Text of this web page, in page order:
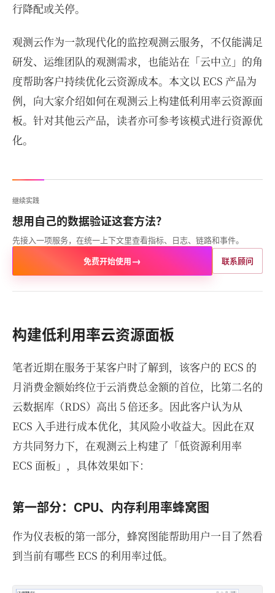
行降配或关停。
观测云作为一款现代化的监控观测云服务，不仅能满足
研发、运维团队的观测需求，也能站在「云中立」的角
度帮助客户持续优化云资源成本。本文以 ECS 产品为
例，向大家介绍如何在观测云上构建低利用率云资源面
板。针对其他云产品，读者亦可参考该模式进行资源优
化。
继续实践
想用自己的数据验证这套方法？
先接入一项服务，在统一上下文里查看指标、日志、链路和事件。
免费开始使用→ 联系顾问
构建低利用率云资源面板
笔者近期在服务于某客户时了解到，该客户的 ECS 的
月消费金额始终位于云消费总金额的首位，比第二名的
云数据库（RDS）高出 5 倍还多。因此客户认为从
ECS 入手进行成本优化，其风险小收益大。因此在双
方共同努力下，在观测云上构建了「低资源利用率
ECS 面板」，具体效果如下：
第一部分：CPU、内存利用率蜂窝图
作为仪表板的第一部分，蜂窝图能帮助用户一目了然看
到当前有哪些 ECS 的利用率过低。